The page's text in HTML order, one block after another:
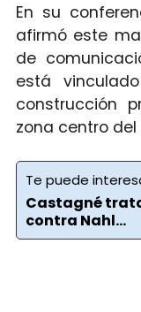
En su
afirmó este
de
está
construcción
zona centro
Te puede
Castagné
contra Nahl...